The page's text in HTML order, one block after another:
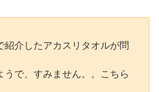
紹介したアカスリタオルが問
うで、すみません。。こちら